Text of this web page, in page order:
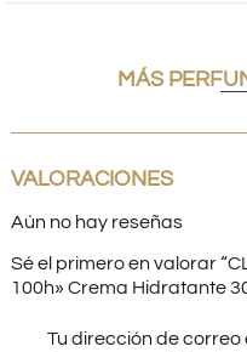
MÁS
VALORACIONES
Aún no hay reseñas
Sé el primero en valorar
100h» Crema Hidratante
Tu dirección de